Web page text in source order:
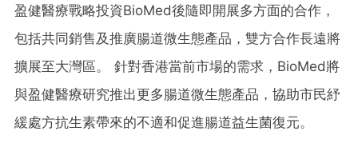
盈健醫療戰略投資BioMed後隨即開展多方面的合作，
包括共同銷售及推廣腸道微生態產品，雙方合作長遠將
擴展至大灣區。 針對香港當前市場的需求，BioMed將
與盈健醫療研究推出更多腸道微生態產品，協助市民紓
緩處方抗生素帶來的不適和促進腸道益生菌復元。